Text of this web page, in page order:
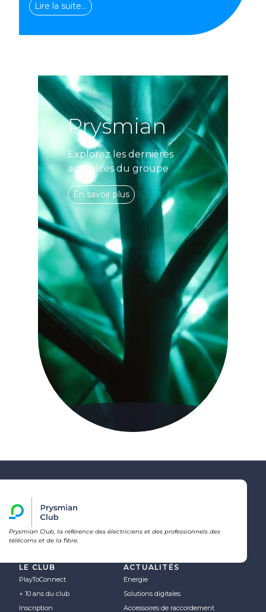
Lire la suite…
Prysmian
Explorez les dernières
actualités du groupe
En savoir plus
Prysmian Club, la référence des électriciens et des professionnels des
télécoms et de la fibre.
LE CLUB
PlayToConnect
+ 10 ans du club
Inscription
ACTUALITÉS
Energie
Solutions digitales
Accessoires de raccordement